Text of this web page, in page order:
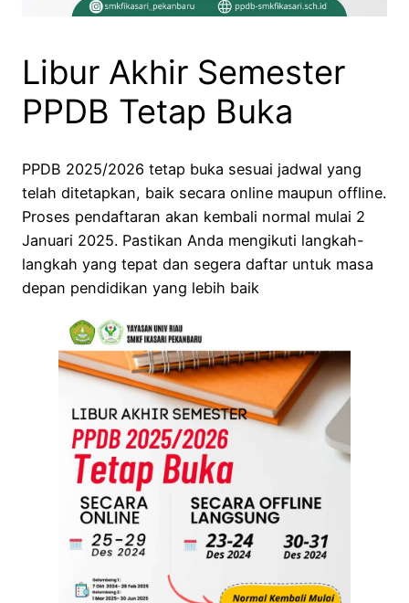
Libur Akhir Semester
PPDB Tetap Buka
PPDB 2025/2026 tetap buka sesuai jadwal yang
telah ditetapkan, baik secara online maupun offline.
Proses pendaftaran akan kembali normal mulai 2
Januari 2025. Pastikan Anda mengikuti langkah-
langkah yang tepat dan segera daftar untuk masa
depan pendidikan yang lebih baik